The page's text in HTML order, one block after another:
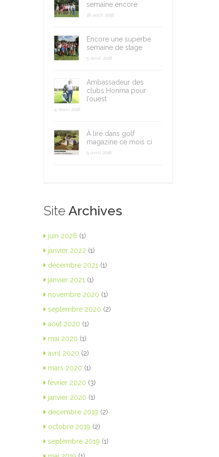
semaine encore
18 août 2018
Encore une superbe
semaine de stage
5 août 2018
Ambassadeur des
clubs Honma pour
l’ouest
4 mars 2018
À lire dans golf
magazine ce mois ci
9 avril 2018
Site Archives
juin 2026 (1)
janvier 2022 (1)
décembre 2021 (1)
janvier 2021 (1)
novembre 2020 (1)
septembre 2020 (2)
août 2020 (1)
mai 2020 (1)
avril 2020 (2)
mars 2020 (1)
février 2020 (3)
janvier 2020 (1)
décembre 2019 (2)
octobre 2019 (2)
septembre 2019 (1)